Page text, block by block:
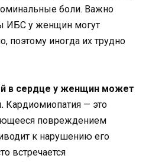
боли. Важно
ИБС у женщин могут
поэтому иногда их трудно
в сердце у женщин может
Кардиомиопатия — это
повреждением
к нарушению его
встречается